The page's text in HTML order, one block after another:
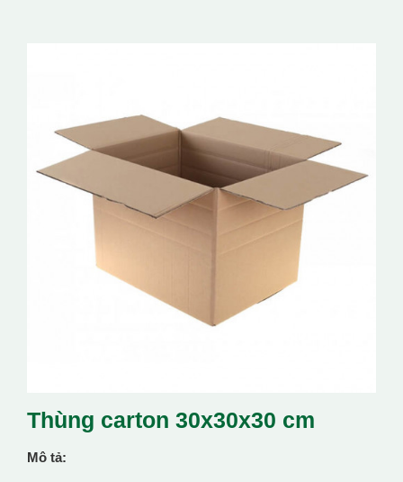
Thùng carton 30x30x30 cm
Mô tả: